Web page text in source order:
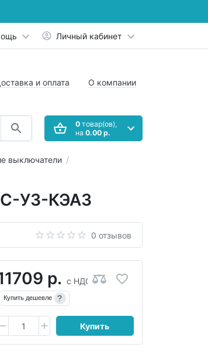
Личный кабинет
и оплата О компании
0товар(ов),
на 0.00 р.
выключатели
У3-КЭАЗ
0 отзывов
р. с НДС
Купить дешевле ?
Купить